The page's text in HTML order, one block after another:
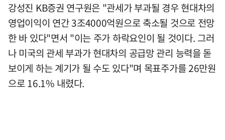
강성진 KB증권 연구원은 "관세가 부과될 경우 현대차의
영업이익이 연간 3조4000억원으로 축소될 것으로 전망
한 바 있다"면서 "이는 주가 하락요인이 될 것이다. 그러
나 미국의 관세 부과가 현대차의 공급망 관리 능력을 돋
보이게 하는 계기가 될 수도 있다"며 목표주가를 26만원
으로 16.1% 내렸다.